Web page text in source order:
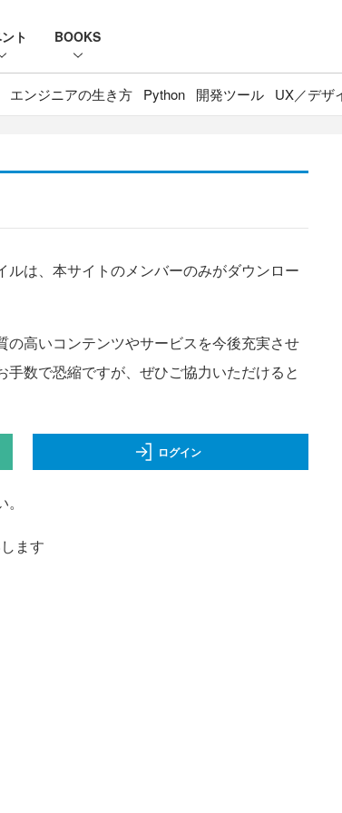
ト BOOKS
エンジニアの生き方 Python 開発ツール UX／デザ
は、本サイトのメンバーのみがダウンロー
高いコンテンツやサービスを今後充実させ
数で恐縮ですが、ぜひご協力いただけると
ログイン
ます